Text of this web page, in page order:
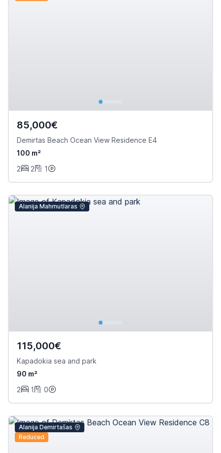
85,000€
Demirtas Beach Ocean View Residence E4
100 m²
2
2 1
Alanija Mahmutlaras
115,000€
Kapadokia sea and park
90 m²
2
1 0
Alanija Demirtašas
Reduced